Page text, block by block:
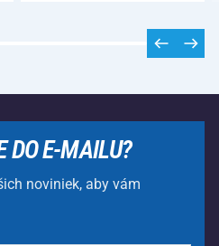
DO E-MAILU?
noviniek, aby vám